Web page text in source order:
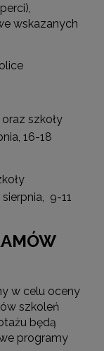
wskazanych
szkoły
16-18
9-11
w celu oceny
szkoleń
będą
programy